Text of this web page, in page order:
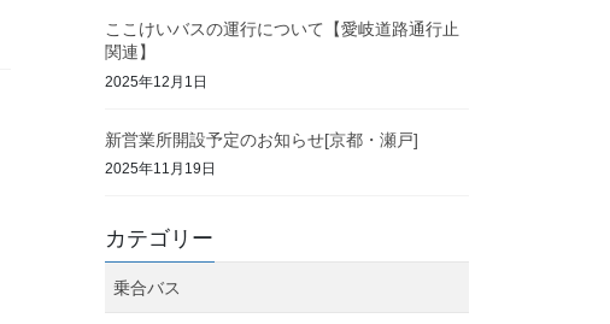
ここけいバスの運行について【愛岐道路通行止
関連】
2025年12月1日
新営業所開設予定のお知らせ[京都・瀬戸]
2025年11月19日
カテゴリー
乗合バス